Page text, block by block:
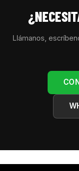
Llámanos,